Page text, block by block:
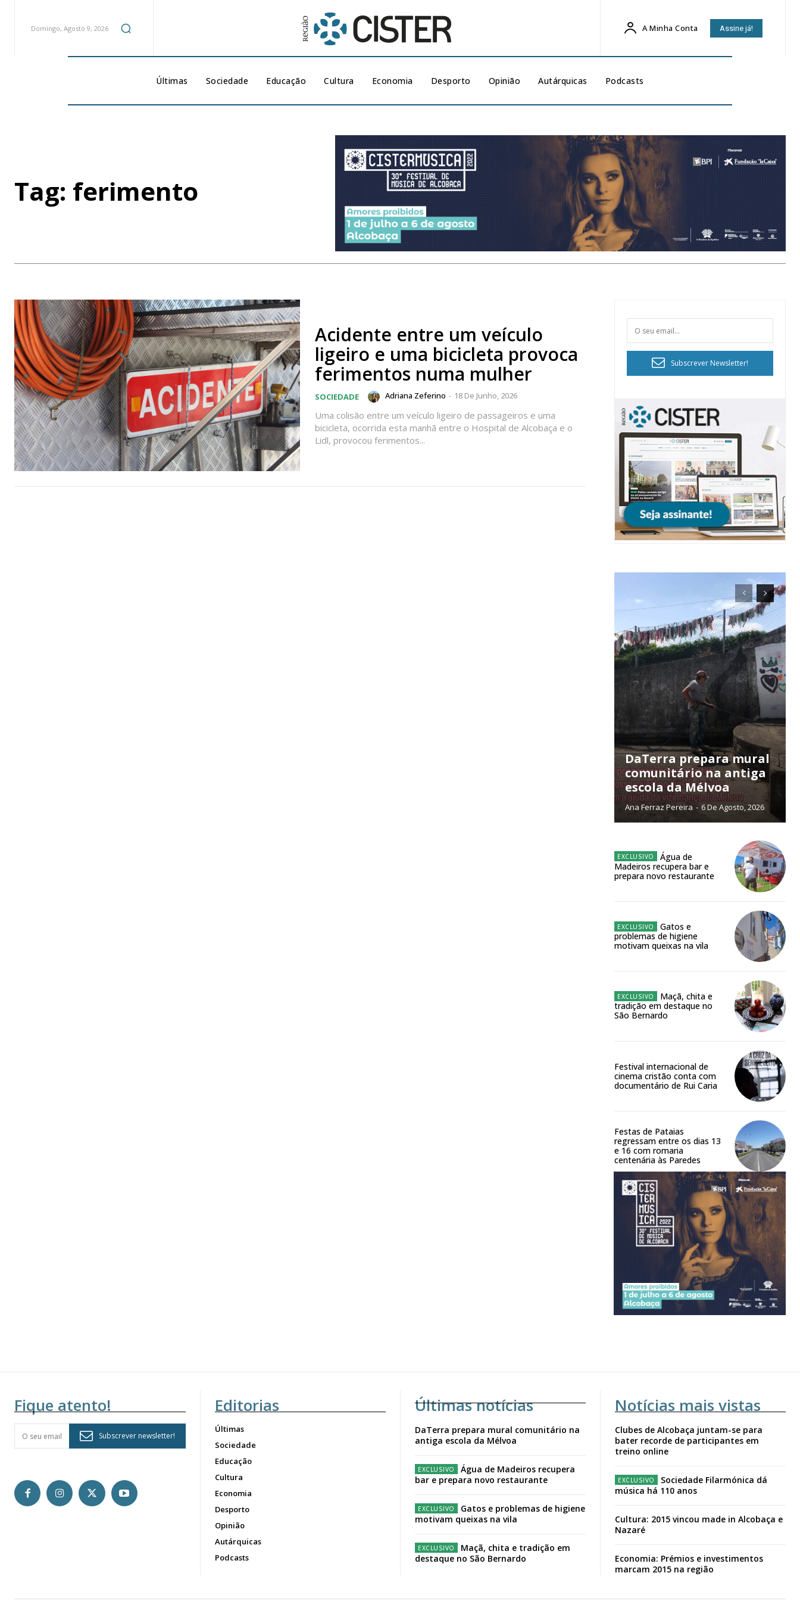
Domingo, Agosto 9, 2026 A Minha Conta Assine já!
Últimas Sociedade Educação Cultura Economia Desporto Opinião Autárquicas Podcasts
Tag: ferimento
Acidente entre um veículo
ligeiro e uma bicicleta provoca
ferimentos numa mulher
SOCIEDADE Adriana Zeferino - 18 De Junho, 2026
Uma colisão entre um veículo ligeiro de passageiros e uma
bicicleta, ocorrida esta manhã entre o Hospital de Alcobaça e o
Lidl, provocou ferimentos...
Subscrever Newsletter!
DaTerra prepara mural
comunitário na antiga
escola da Mélvoa
Ana Ferraz Pereira - 6 De Agosto, 2026
Água de
Madeiros recupera bar e
prepara novo restaurante
Gatos e
problemas de higiene
motivam queixas na vila
Maçã, chita e
tradição em destaque no
São Bernardo
Festival internacional de
cinema cristão conta com
documentário de Rui Caria
Festas de Pataias
regressam entre os dias 13
e 16 com romaria
centenária às Paredes
Fique atento!
Subscrever newsletter!
Editorias
Últimas
Sociedade
Educação
Cultura
Economia
Desporto
Opinião
Autárquicas
Podcasts
Últimas notícias
DaTerra prepara mural comunitário na
antiga escola da Mélvoa
Água de Madeiros recupera
bar e prepara novo restaurante
Gatos e problemas de higiene
motivam queixas na vila
Maçã, chita e tradição em
destaque no São Bernardo
Notícias mais vistas
Clubes de Alcobaça juntam-se para
bater recorde de participantes em
treino online
Sociedade Filarmónica dá
música há 110 anos
Cultura: 2015 vincou made in Alcobaça e
Nazaré
Economia: Prémios e investimentos
marcam 2015 na região